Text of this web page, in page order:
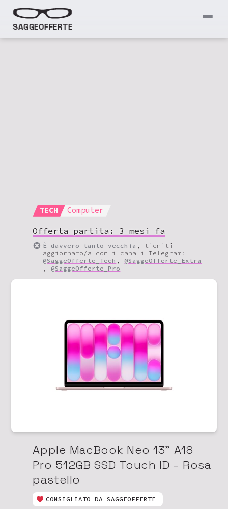
SAGGEOFFERTE
TECH Computer
Offerta partita: 3 mesi fa
È davvero tanto vecchia , tieniti
aggiornato/a con i canali Telegram:
@SaggeOfferte_Tech , @SaggeOfferte_Extra
, @SaggeOfferte_Pro
Apple MacBook Neo 13" A18
Pro 512GB SSD Touch ID - Rosa
pastello
CONSIGLIATO DA SAGGEOFFERTE